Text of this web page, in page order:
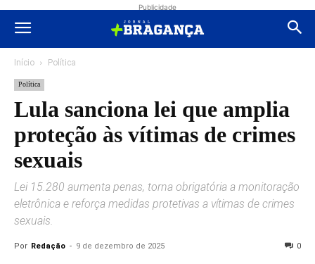
Publicidade
Início Política
Política
Lula sanciona lei que amplia
proteção às vítimas de crimes
sexuais
Lei 15.280 aumenta penas, torna obrigatória a monitoração
eletrônica e reforça medidas protetivas a vítimas de crimes
sexuais.
Por Redação - 9 de dezembro de 2025 0